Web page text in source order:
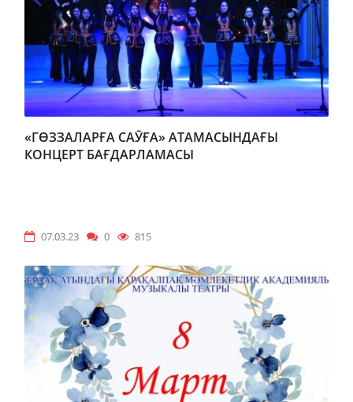
«ГӨЗЗАЛАРҒА САӮҒА» АТАМАСЫНДАҒЫ
КОНЦЕРТ БАҒДАРЛАМАСЫ
07.03.23 0 815